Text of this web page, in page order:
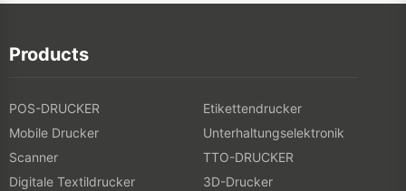
Products
POS-DRUCKER
Etikettendrucker
Mobile Drucker
Unterhaltungselektronik
Scanner
TTO-DRUCKER
Digitale Textildrucker
3D-Drucker